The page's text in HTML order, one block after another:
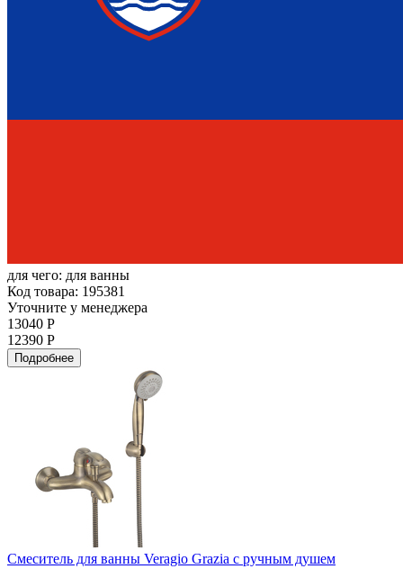
для чего: для ванны
Код товара: 195381
Уточните у менеджера
13040 Р
12390 Р
Подробнее
Смеситель для ванны Veragio Grazia с ручным душем